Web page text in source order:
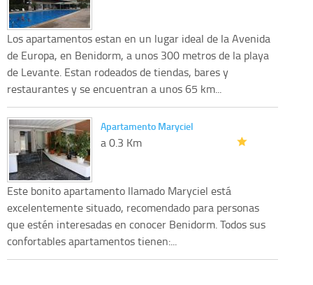
Los apartamentos estan en un lugar ideal de la Avenida
de Europa, en Benidorm, a unos 300 metros de la playa
de Levante. Estan rodeados de tiendas, bares y
restaurantes y se encuentran a unos 65 km...
Apartamento Maryciel
a 0.3 Km
Este bonito apartamento llamado Maryciel está
excelentemente situado, recomendado para personas
que estén interesadas en conocer Benidorm. Todos sus
confortables apartamentos tienen:...